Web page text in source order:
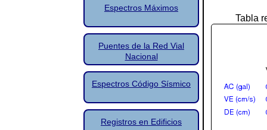
Espectros Máximos
Puentes de la Red Vial
Nacional
Espectros Código Sísmico
Registros en Edificios
Tabla